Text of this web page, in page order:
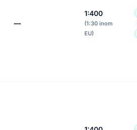
—
1:400
(1:30 inom
EU)